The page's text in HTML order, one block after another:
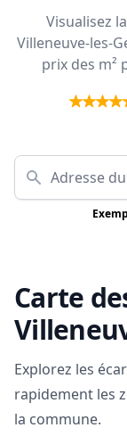
Visualisez
Villeneuve-les-
prix des m²
Carte
Explorez les
rapidement les
la commune.